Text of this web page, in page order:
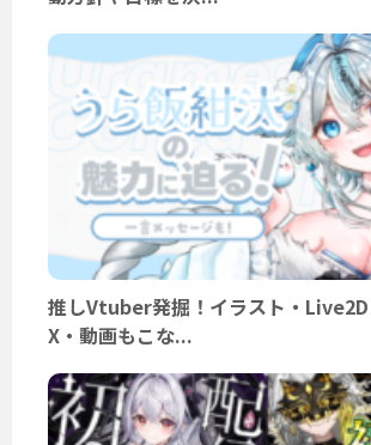
推しVtuber発掘！イラスト・
X・動画もこな...